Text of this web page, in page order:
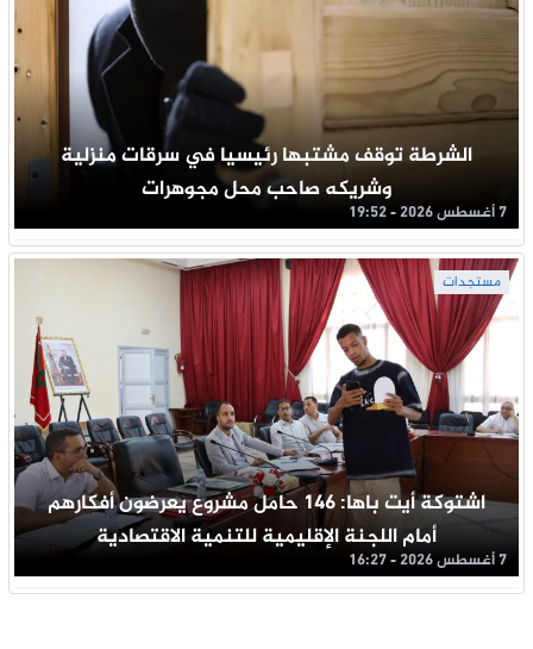
الشرطة توقف مشتبها رئيسيا في سرقات منزلية
وشريكه صاحب محل مجوهرات
7 أغسطس 2026 - 19:52
مستجدات
اشتوكة أيت باها: 146 حامل مشروع يعرضون أفكارهم
أمام اللجنة الإقليمية للتنمية الاقتصادية
7 أغسطس 2026 - 16:27